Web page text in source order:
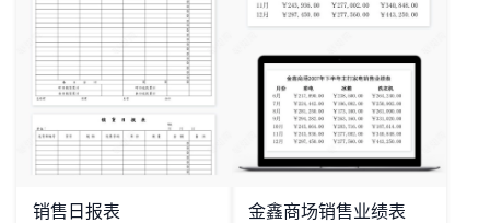
销售日报表 金鑫商场销售业绩表